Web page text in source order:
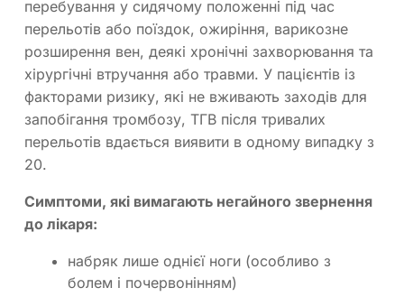
перебування у сидячому положенні під час
перельотів або поїздок, ожиріння, варикозне
розширення вен, деякі хронічні захворювання та
хірургічні втручання або травми. У пацієнтів із
факторами ризику, які не вживають заходів для
запобігання тромбозу, ТГВ після тривалих
перельотів вдається виявити в одному випадку з
20.
Симптоми, які вимагають негайного звернення
до лікаря:
набряк лише однієї ноги (особливо з
болем і почервонінням)